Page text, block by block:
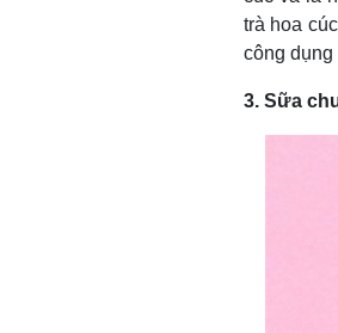
trà hoa
công dụng
3. Sữa